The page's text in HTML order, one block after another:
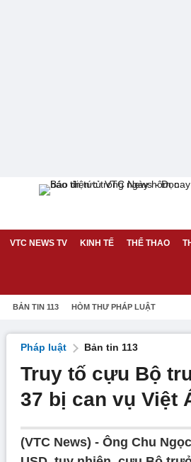
VTC NEWS TV KINH TẾ THỂ THAO
BẢN TIN 113 HÒM THƯ PHÁP LUẬT
Pháp luật Bản tin 113
Truy tố cựu Bộ
37 bị can vụ Việt
(VTC News) - Ông Chu